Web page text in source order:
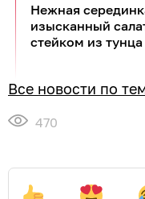
Нежная
изысканный
стейком из тунца
Все новости по
470